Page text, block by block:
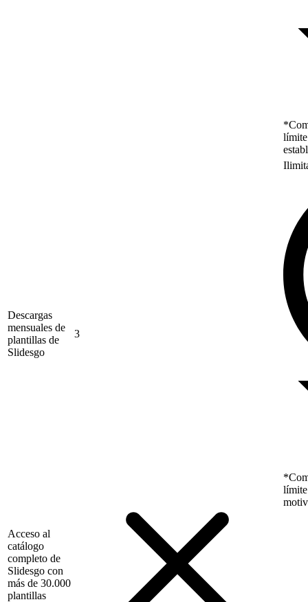
Descargas
mensuales de
plantillas de
Slidesgo
3
límite
Acceso al
catálogo
completo de
Slidesgo con
más de 30.000
plantillas